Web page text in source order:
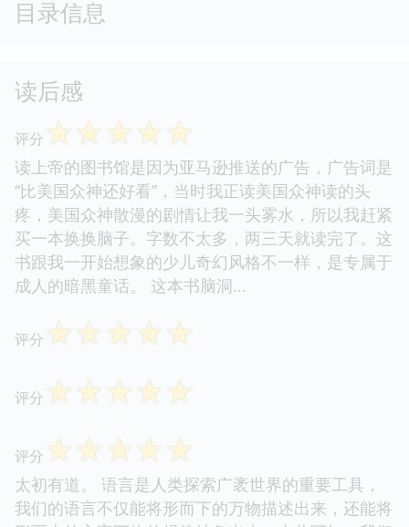
目录信息
读后感
评分 ☆☆☆☆☆
读上帝的图书馆是因为亚马逊推送的广告，广告词是
“比美国众神还好看”，当时我正读美国众神读的头
疼，美国众神散漫的剧情让我一头雾水，所以我赶紧
买一本换换脑子。字数不太多，两三天就读完了。这
书跟我一开始想象的少儿奇幻风格不一样，是专属于
成人的暗黑童话。 这本书脑洞...
评分 ☆☆☆☆☆
评分 ☆☆☆☆☆
评分 ☆☆☆☆☆
太初有道。 语言是人类探索广袤世界的重要工具，
我们的语言不仅能将形而下的万物描述出来，还能将